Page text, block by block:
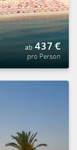
ab 437€
pro Person